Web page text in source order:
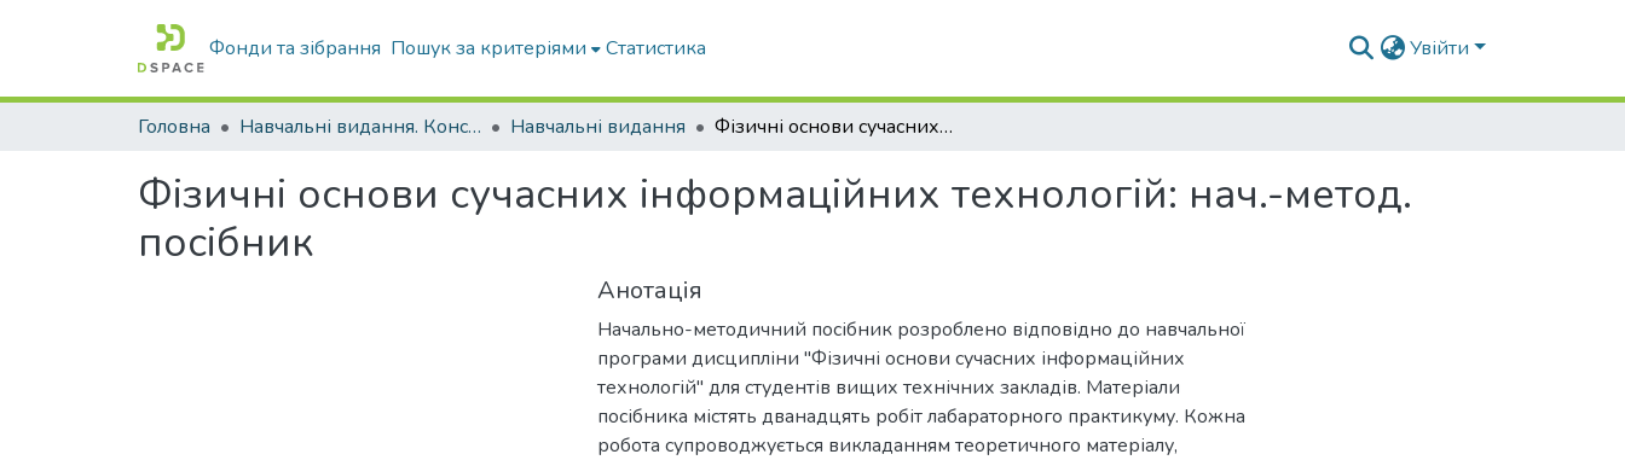
Фонди та зібрання Пошук за критеріями Статистика Увійти
Головна Навчальні видання. Конспекти лекцій Навчальні видання Фізичні основи сучасних інформаційних технологій: нач.-метод. посібник
Фізичні основи сучасних інформаційних технологій: нач.-метод.
посібник
Анотація
Начально-методичний посібник розроблено відповідно до навчальної
програми дисципліни "Фізичні основи сучасних інформаційних
технологій" для студентів вищих технічних закладів. Матеріали
посібника містять дванадцять робіт лабараторного практикуму. Кожна
робота супроводжується викладанням теоретичного матеріалу,